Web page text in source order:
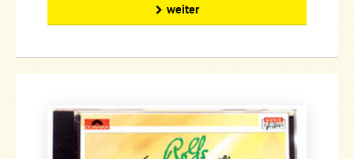
weiter